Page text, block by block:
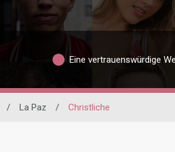
Eine vertrauenswürdige
/ La Paz / Christliche